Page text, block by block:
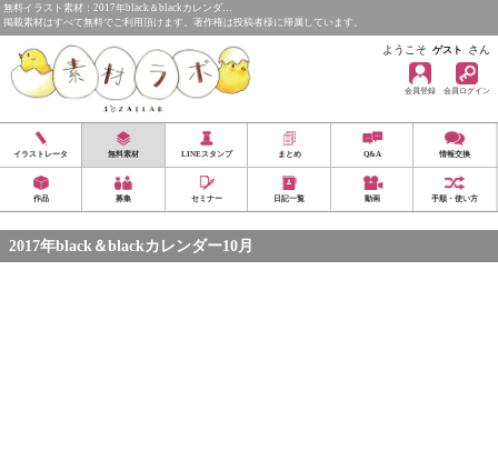
無料イラスト素材：2017年black＆blackカレンダ…
掲載素材はすべて無料でご利用頂けます。著作権は投稿者様に帰属しています。
ようこそ ゲスト さん
会員登録 会員ログイン
イラストレータ 無料素材 LINEスタンプ まとめ Q&A 情報交換
作品 募集 セミナー 日記一覧 動画 手順・使い方
2017年black＆blackカレンダー10月